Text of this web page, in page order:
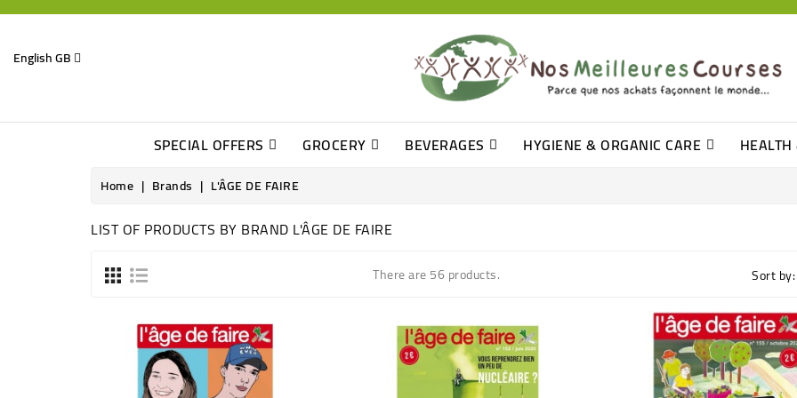
English GB
SPECIAL OFFERS GROCERY BEVERAGES HYGIENE & ORGANIC CARE
Home Brands L'ÂGE DE FAIRE
LIST OF PRODUCTS BY BRAND L'ÂGE DE FAIRE
There are 56 products. Sort by: